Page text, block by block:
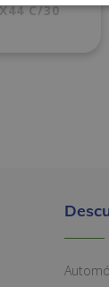
C/30